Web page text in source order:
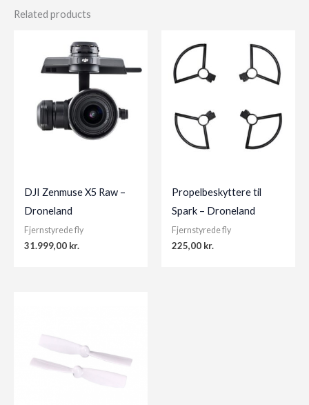
Related products
DJI Zenmuse X5 Raw –
Droneland
Fjernstyrede fly
31.999,00 kr.
Propelbeskyttere til
Spark – Droneland
Fjernstyrede fly
225,00 kr.